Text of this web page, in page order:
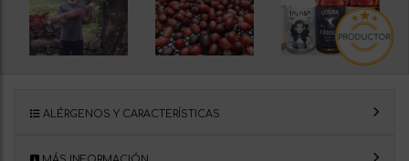
ALÉRGENOS Y CARACTERÍSTICAS